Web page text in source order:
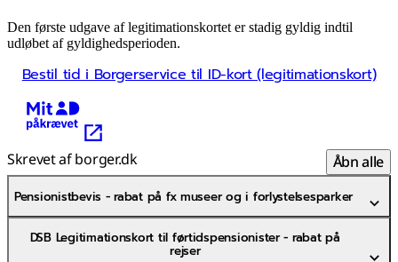
Den første udgave af legitimationskortet er stadig gyldig indtil
udløbet af gyldighedsperioden.
Bestil tid i Borgerservice til ID-kort (legitimationskort)
Kræver MitID
Skrevet af borger.dk Åbn alle
Pensionistbevis - rabat på fx museer og i forlystelsesparker
DSB Legitimationskort til førtidspensionister - rabat på
rejser